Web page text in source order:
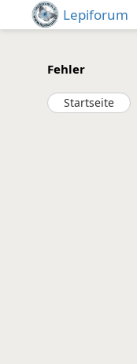
Lepiforum
Fehler
Startseite